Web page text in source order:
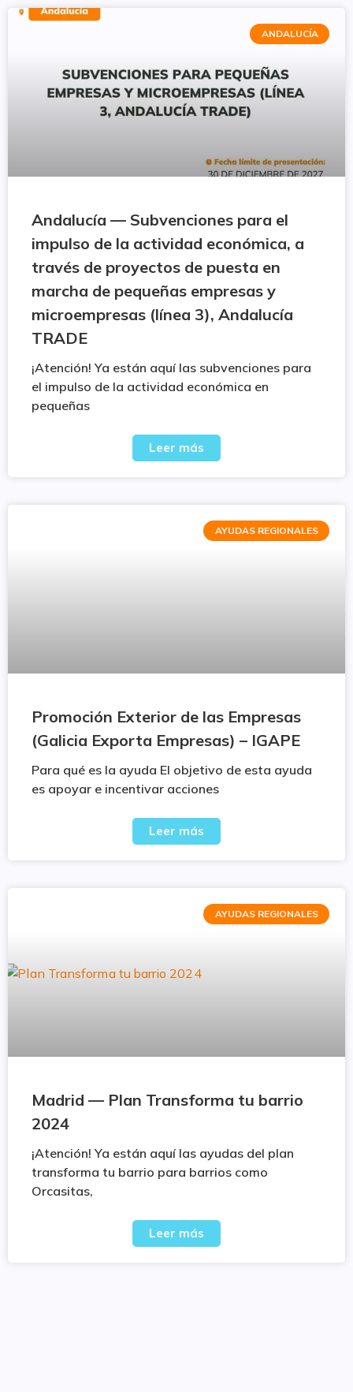
ANDALUCÍA
Andalucía — Subvenciones para el
impulso de la actividad económica, a
través de proyectos de puesta en
marcha de pequeñas empresas y
microempresas (línea 3), Andalucía
TRADE
¡Atención! Ya están aquí las subvenciones para
el impulso de la actividad económica en
pequeñas
Leer más
AYUDAS REGIONALES
Promoción Exterior de las Empresas
(Galicia Exporta Empresas) – IGAPE
Para qué es la ayuda El objetivo de esta ayuda
es apoyar e incentivar acciones
Leer más
AYUDAS REGIONALES
Madrid — Plan Transforma tu barrio
2024
¡Atención! Ya están aquí las ayudas del plan
transforma tu barrio para barrios como
Orcasitas,
Leer más